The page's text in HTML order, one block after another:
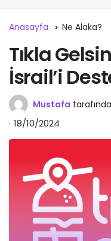
Anasayfa Ne Alaka?
Tıkla
İsrail’i
Mustafa
18/10/2024